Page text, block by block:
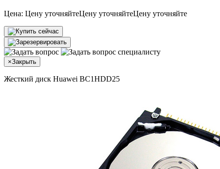
Цена: Цену уточняйтеЦену уточняйтеЦену уточняйте
×Закрыть
Жесткий диск Huawei BC1HDD25